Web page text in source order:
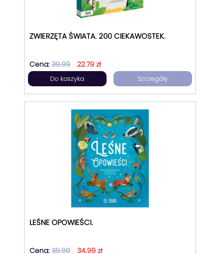
ZWIERZĘTA ŚWIATA. 200 CIEKAWOSTEK.
Cena: 39.99 22.79 zł
Do koszyka Szczegóły
LEŚNE OPOWIEŚCI.
Cena: 39.99 34.99 zł